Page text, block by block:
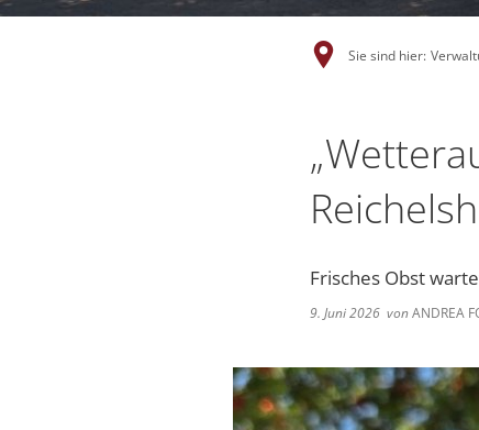
Sie sind hier:
Frisches Obst
9. Juni 2026 vonANDREA